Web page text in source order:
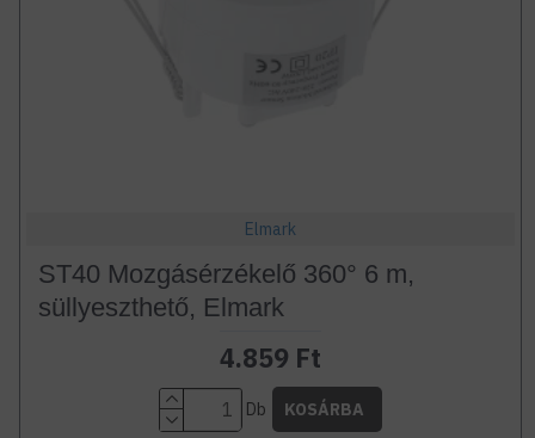
Elmark
ST40 Mozgásérzékelő 360° 6 m,
süllyeszthető, Elmark
4.859 Ft
Db KOSÁRBA